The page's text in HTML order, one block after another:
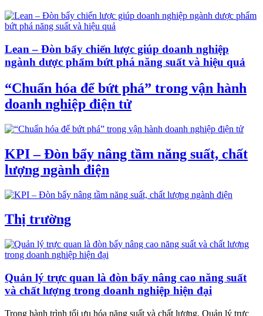
Lean – Đòn bẩy chiến lược giúp doanh nghiệp
ngành dược phẩm bứt phá năng suất và hiệu quả
“Chuẩn hóa để bứt phá” trong vận hành
doanh nghiệp điện tử
KPI – Đòn bẩy nâng tầm năng suất, chất
lượng ngành điện
Thị trường
Quản lý trực quan là đòn bẩy nâng cao năng suất
và chất lượng trong doanh nghiệp hiện đại
Trong hành trình tối ưu hóa năng suất và chất lượng, Quản lý trực